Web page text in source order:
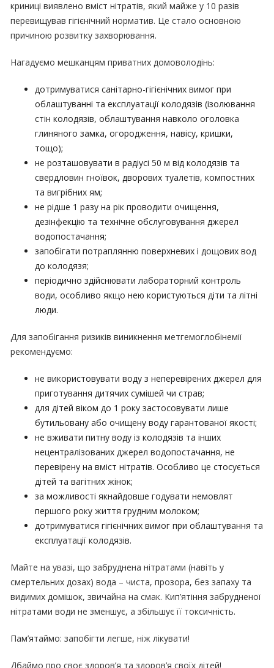
криниці виявлено вміст нітратів, який майже у 10 разів
перевищував гігієнічний норматив. Це стало основною
причиною розвитку захворювання.
Нагадуємо мешканцям приватних домоволодінь:
дотримуватися санітарно-гігієнічних вимог при
облаштуванні та експлуатації колодязів (ізолювання
стін колодязів, облаштування навколо оголовка
глиняного замка, огородження, навісу, кришки,
тощо);
не розташовувати в радіусі 50 м від колодязів та
свердловин гноївок, дворових туалетів, компостних
та вигрібних ям;
не рідше 1 разу на рік проводити очищення,
дезінфекцію та технічне обслуговування джерел
водопостачання;
запобігати потраплянню поверхневих і дощових вод
до колодязя;
періодично здійснювати лабораторний контроль
води, особливо якщо нею користуються діти та літні
люди.
Для запобігання ризиків виникнення метгемоглобінемії
рекомендуємо:
не використовувати воду з неперевірених джерел для
приготування дитячих сумішей чи страв;
для дітей віком до 1 року застосовувати лише
бутильовану або очищену воду гарантованої якості;
не вживати питну воду із колодязів та інших
нецентралізованих джерел водопостачання, не
перевірену на вміст нітратів. Особливо це стосується
дітей та вагітних жінок;
за можливості якнайдовше годувати немовлят
першого року життя грудним молоком;
дотримуватися гігієнічних вимог при облаштування та
експлуатації колодязів.
Майте на увазі, що забруднена нітратами (навіть у
смертельних дозах) вода – чиста, прозора, без запаху та
видимих домішок, звичайна на смак. Кип’ятіння забрудненої
нітратами води не зменшує, а збільшує її токсичність.
Пам’ятаймо: запобігти легше, ніж лікувати!
Дбаймо про своє здоров’я та здоров’я своїх дітей!